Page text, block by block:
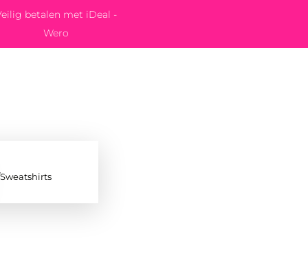
betalen met iDeal -
Wero